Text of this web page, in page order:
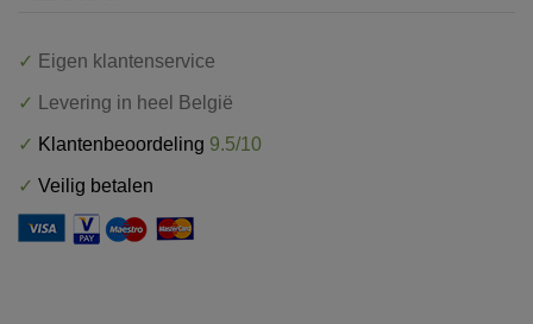
✓ Eigen klantenservice
✓ Levering in heel België
✓ Klantenbeoordeling 9.5/10
✓ Veilig betalen